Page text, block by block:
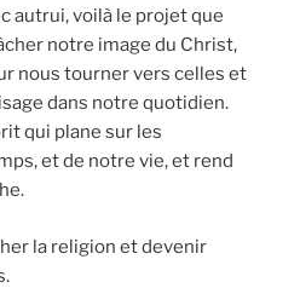
autrui, voilà le projet que
notre image du Christ,
nous tourner vers celles et
dans notre quotidien.
qui plane sur les
et de notre vie, et rend
la religion et devenir